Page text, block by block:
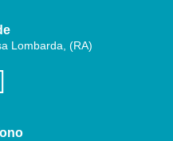
Lombarda, (RA)